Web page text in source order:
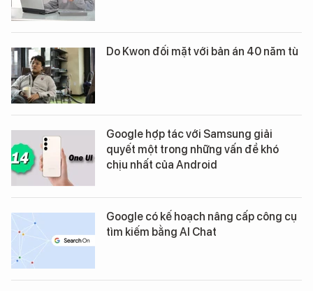
Do Kwon đối mặt với bản án 40 năm tù
Google hợp tác với Samsung giải
quyết một trong những vấn đề khó
chịu nhất của Android
Google có kế hoạch nâng cấp công cụ
tìm kiếm bằng AI Chat